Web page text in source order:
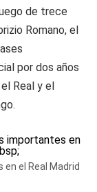
de trece
Romano, el
por dos años
Real y el
el Real Madrid